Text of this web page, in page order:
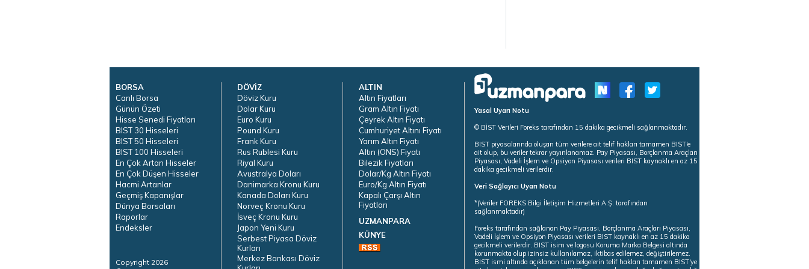
BORSA
Canlı Borsa
Günün Özeti
Hisse Senedi Fiyatları
BIST 30 Hisseleri
BIST 50 Hisseleri
BIST 100 Hisseleri
En Çok Artan Hisseler
En Çok Düşen Hisseler
Hacmi Artanlar
Geçmiş Kapanışlar
Dünya Borsaları
Raporlar
Endeksler
Copyright 2026
DÖVİZ
Döviz Kuru
Dolar Kuru
Euro Kuru
Pound Kuru
Frank Kuru
Rus Rublesi Kuru
Riyal Kuru
Avustralya Doları
Danimarka Kronu Kuru
Kanada Doları Kuru
Norveç Kronu Kuru
İsveç Kronu Kuru
Japon Yeni Kuru
Serbest Piyasa Döviz
Kurları
Merkez Bankası Döviz
ALTIN
Altın Fiyatları
Gram Altın Fiyatı
Çeyrek Altın Fiyatı
Cumhuriyet Altını Fiyatı
Yarım Altın Fiyatı
Altın (ONS) Fiyatı
Bilezik Fiyatları
Dolar/Kg Altın Fiyatı
Euro/Kg Altın Fiyatı
Kapalı Çarşı Altın
Fiyatları
UZMANPARA
KÜNYE
Yasal Uyarı Notu
© BİST Verileri Foreks tarafından 15 dakika gecikmeli sağlanmaktadır.
BIST piyasalarında oluşan tüm verilere ait telif hakları tamamen BIST'e
ait olup, bu veriler tekrar yayınlanamaz. Pay Piyasası, Borçlanma Araçları
Piyasası, Vadeli İşlem ve Opsiyon Piyasası verileri BIST kaynaklı en az 15
dakika gecikmeli verilerdir.
Veri Sağlayıcı Uyarı Notu
*(Veriler FOREKS Bilgi İletişim Hizmetleri A.Ş. tarafından
sağlanmaktadır)
Foreks tarafından sağlanan Pay Piyasası, Borçlanma Araçları Piyasası,
Vadeli İşlem ve Opsiyon Piyasası verileri BIST kaynaklı en az 15 dakika
gecikmeli verilerdir. BIST isim ve logosu Koruma Marka Belgesi altında
korunmakta olup izinsiz kullanılamaz, iktibas edilemez, değiştirilemez.
BIST ismi altında açıklanan tüm belgelerin telif hakları tamamen BIST'ye